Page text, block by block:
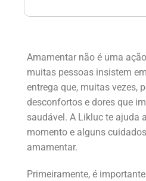
Amamentar não é uma
muitas pessoas insistem
entrega que, muitas vezes,
desconfortos e dores que
saudável. A Likluc te ajuda
momento e alguns
amamentar.
Primeiramente, é